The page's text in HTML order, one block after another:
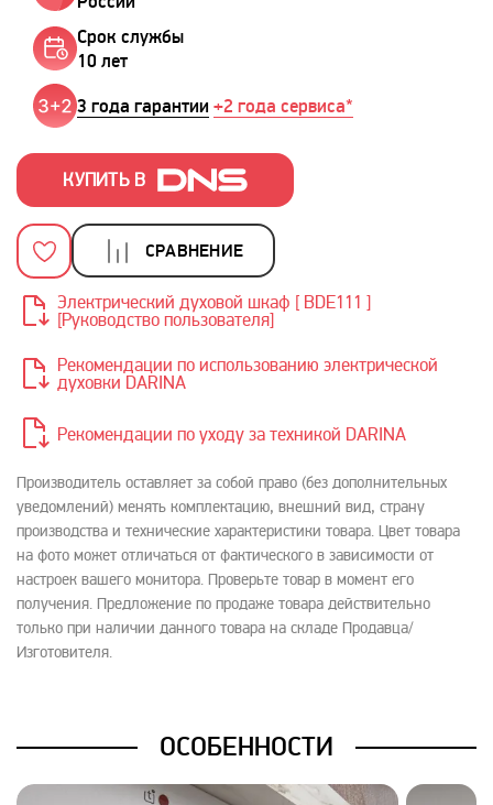
Срок службы
10 лет
3 года гарантии +2 года сервиса*
КУПИТЬ В
СРАВНЕНИЕ
Производитель оставляет за собой право (без дополнительных
уведомлений) менять комплектацию, внешний вид, страну
производства и технические характеристики товара. Цвет товара
на фото может отличаться от фактического в зависимости от
настроек вашего монитора. Проверьте товар в момент его
получения. Предложение по продаже товара действительно
только при наличии данного товара на складе Продавца/
Изготовителя.
Электрический духовой шкаф [ BDE111 ]
[Руководство пользователя]
Рекомендации по использованию электрической
духовки DARINA
Рекомендации по уходу за техникой DARINA
ОСОБЕННОСТИ